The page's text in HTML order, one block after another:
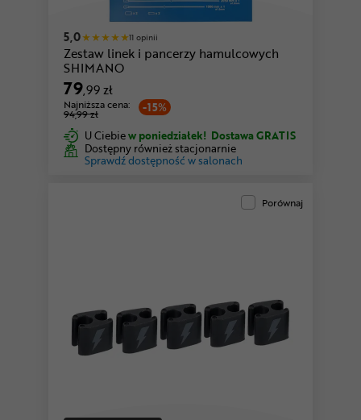
5,0 11 opinii
Zestaw linek i pancerzy hamulcowych
SHIMANO
79,99 zł
-15%
Najniższa cena:
94,99 zł
U Ciebiew poniedziałek! Dostawa GRATIS
Dostępny również stacjonarnie
Sprawdź dostępność w salonach
Porównaj